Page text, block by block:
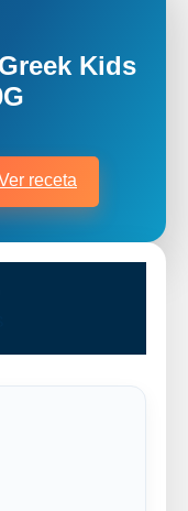
Kids
receta